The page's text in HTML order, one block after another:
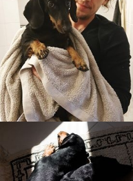
stellaharasek